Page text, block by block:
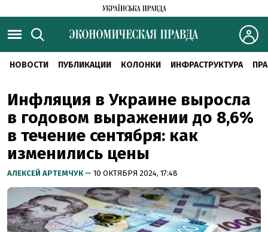
НОВОСТИ ПУБЛИКАЦИИ КОЛОНКИ ИНФРАСТРУКТУРА
Инфляция в Украине выросла
в годовом выражении до 8,6%
в течение сентября: как
изменились цены
АЛЕКСЕЙ АРТЕМЧУК — 10 ОКТЯБРЯ 2024, 17:48